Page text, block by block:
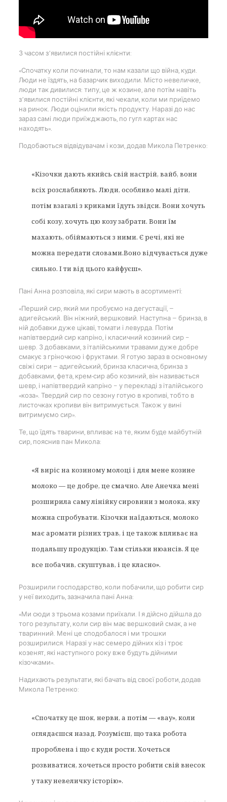
З часом з’явилися постійні клієнти:
«Спочатку коли починали, то нам казали що війна, куди.
Люди не їздять, на базарчик виходили. Місто невеличке,
люди так дивилися: типу, це ж козине, але потім навіть
з’явилися постійні клієнти, які чекали, коли ми приїдемо
на ринок. Люди оцінили якість продукту. Наразі до нас
зараз самі люди приїжджають, по гугл картах нас
находять».
Подобаються відвідувачам і кози, додав Микола Петренко:
«Кізочки дають якийсь свій настрій, вайб, вони
всіх розслабляють. Люди, особливо малі діти,
потім взагалі з криками їдуть звідси. Вони хочуть
собі козу, хочуть цю козу забрати. Вони їм
махають, обіймаються з ними. Є речі, які не
можна передати словами.Воно відчувається дуже
сильно. І ти від цього кайфуєш».
Пані Анна розповіла, які сири мають в асортименті:
«Перший сир, який ми пробуємо на дегустації, —
адигейський. Він ніжний, вершковий. Наступна — бринза, в
ній добавки дуже цікаві, томати і левурда. Потім
напівтвердий сир капріно, і класичний козиний сир –
шевр. З добавками, з італійськими травами дуже добре
смакує з гріночкою і фруктами. Я готую зараз в основному
свіжі сири — адигейський, бринза класична, бринза з
добавками, фета, крем-сир або козиний, він називається
шевр, і напівтвердий капріно – у перекладі з італійського
«коза». Твердий сир по сезону готую в кропиві, тобто в
листочках кропиви він витримується. Також у вині
витримуємо сир».
Те, що їдять тварини, впливає на те, яким буде майбутній
сир, пояснив пан Микола:
«Я виріс на козиному молоці і для мене козине
молоко — це добре, це смачно. Але Анечка мені
розширила саму лінійку сировини з молока, яку
можна спробувати. Кізочки наїдаються, молоко
має аромати різних трав, і це також впливає на
подальшу продукцію. Там стільки нюансів. Я це
все побачив, скуштував, і це класно».
Розширили господарство, коли побачили, що робити сир
у неї виходить, зазначила пані Анна:
«Ми сюди з трьома козами приїхали. І я дійсно дійшла до
того результату, коли сир він має вершковий смак, а не
тваринний. Мені це сподобалося і ми трошки
розширилися. Наразі у нас семеро дійних кіз і троє
козенят, які наступного року вже будуть дійними
кізочками».
Надихають результати, які бачать від своєї роботи, додав
Микола Петренко:
«Спочатку це шок, нерви, а потім —«вау», коли
оглядаєшся назад. Розумієш, що така робота
пророблена і що є куди рости. Хочеться
розвиватися, хочеться просто робити свій внесок
у таку невеличку історію».